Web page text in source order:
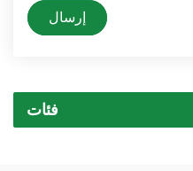
إرسال
فئات